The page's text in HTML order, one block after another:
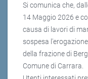
Si comunica che,
14 Maggio 2026 e
causa di lavori di
sospesa
della frazione di
Comune di Carrara.